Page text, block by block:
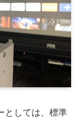
としては、標準